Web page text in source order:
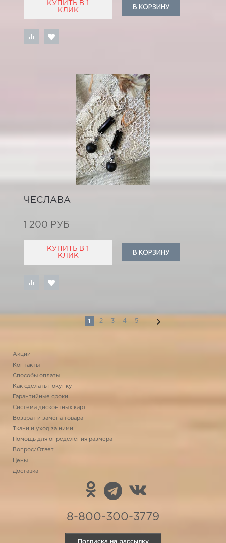
КУПИТЬ В 1
КЛИК
В КОРЗИНУ
ЧЕСЛАВА
1 200 РУБ
КУПИТЬ В 1
КЛИК
В КОРЗИНУ
1 2 3 4 5
Акции
Контакты
Способы оплаты
Как сделать покупку
Гарантийные сроки
Система дисконтных карт
Возврат и замена товара
Ткани и уход за ними
Помощь для определения размера
Вопрос/Ответ
Цены
Доставка
8-800-300-3779
Подписка на рассылку